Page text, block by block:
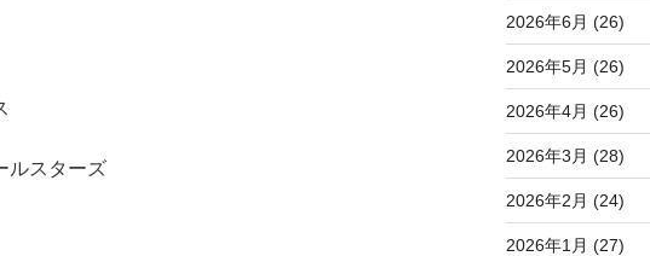
スターズ
2026年6月 (26)
2026年5月 (26)
2026年4月 (26)
2026年3月 (28)
2026年2月 (24)
2026年1月 (27)